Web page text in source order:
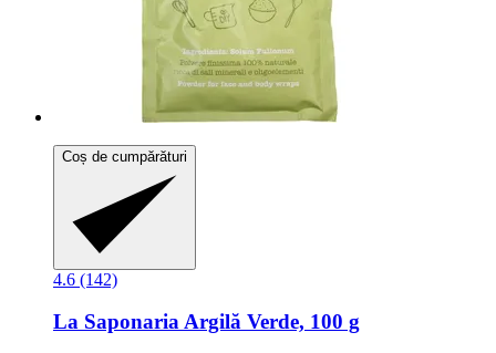
Coș de cumpărături
4.6 (142)
La SaponariaArgilă Verde, 100 g